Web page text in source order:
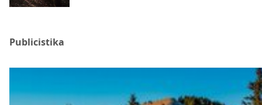
Publicistika